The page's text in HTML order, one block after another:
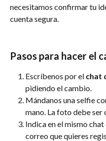
necesitamos confirmar tu
cuenta segura.
Pasos para hacer el
Escríbenos por el chat
pidiendo el cambio.
Mándanos una selfie
mano. La foto debe ser
Indica en el mismo
correo que quieres